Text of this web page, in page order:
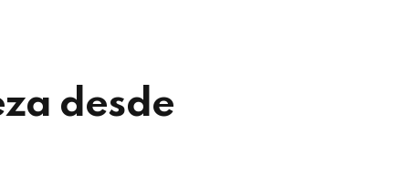
desde